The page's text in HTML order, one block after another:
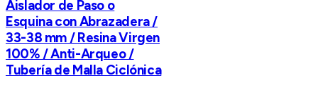
Aislador de Paso o
Esquina con Abrazadera /
33-38 mm / Resina Virgen
100% / Anti-Arqueo /
Tubería de Malla Ciclónica